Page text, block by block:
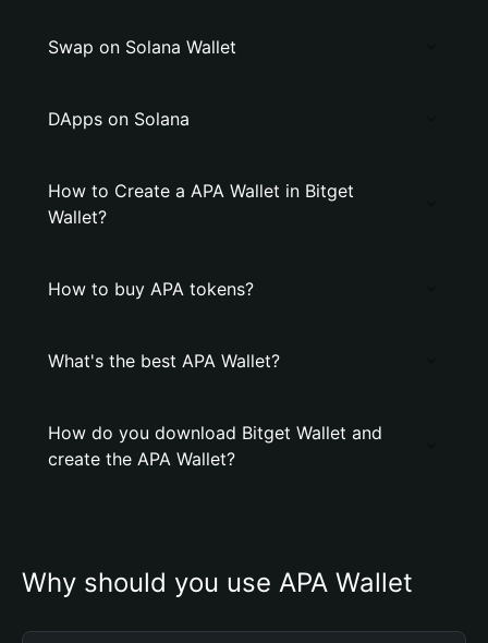
Swap on Solana Wallet
DApps on Solana
How to Create a APA Wallet in Bitget
Wallet?
How to buy APA tokens?
What's the best APA Wallet?
How do you download Bitget Wallet and
create the APA Wallet?
Why should you use APA Wallet